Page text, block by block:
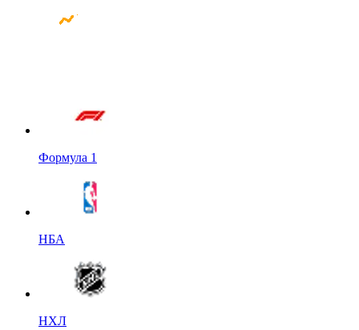
Формула 1
НБА
НХЛ